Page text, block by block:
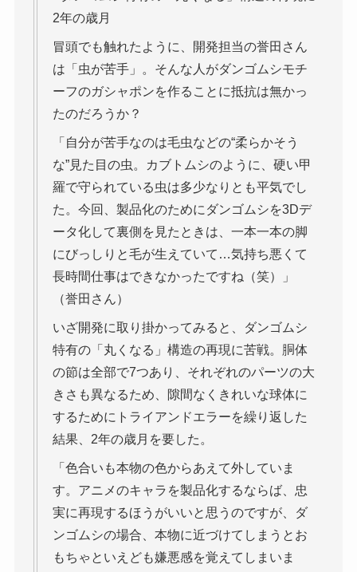
2年の歳月
冒頭でも触れたように、開発担当の誉田さん
は「虫が苦手」。そんな人がダンゴムシモチ
ーフのガシャポンを作ることに抵抗は無かっ
たのだろうか？
「自分が苦手なのは毛虫などの“柔らかそう
な”見た目の虫。カブトムシのように、硬い甲
羅で守られている虫は多少なりとも平気でし
た。今回、製品化のためにダンゴムシを3Dデ
ータ化して裏側を見たときは、一本一本の脚
にびっしりと毛が生えていて…気持ち悪くて
長時間仕事はできなかったですね（笑）」
（誉田さん）
いざ開発に取り掛かってみると、ダンゴムシ
特有の「丸くなる」構造の再現に苦戦。胴体
の節は全部で7つあり、それぞれのパーツの大
きさも異なるため、隙間なくきれいな球体に
するためにトライアンドエラーを繰り返した
結果、2年の歳月を要した。
「色合いも本物の色からあえて外していま
す。アニメのキャラを製品化するならば、忠
実に再現するほうがいいと思うのですが、ダ
ンゴムシの場合、本物に近づけてしまうとお
もちゃといえども嫌悪感を覚えてしまいま